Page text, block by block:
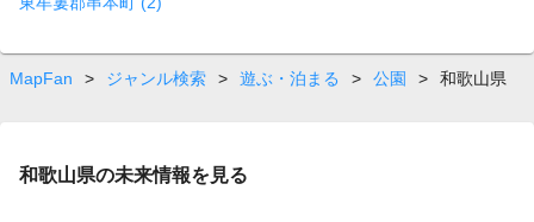
MapFan > ジャンル検索 > 遊ぶ・泊まる > 公園 > 和歌山県
和歌山県の未来情報を見る